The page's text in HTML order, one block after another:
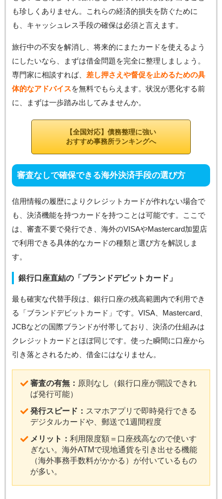
も珍しくありません。これらの経済的損失を防ぐために
も、キャッシュレス手段の確保は必須と言えます。
旅行中の不安を解消し、将来的にまたカードを使えるよう
にしたいなら、まずは借金問題を完全に整理しましょう。
専門家に相談すれば、 差し押さえや督促を止めるための具
体的なアドバイスを無料でもらえます。状況が悪化する前
に、まずは一歩踏み出してみませんか。
【全国対応】債務整理に強い
おすすめ事務所ランキングへ
審査なしで確保できる海外決済手段の選び方
信用情報の履歴によりクレジットカードが作れない場合で
も、決済機能を持つカードを持つことは可能です。ここで
は、審査不要で発行でき、海外のVISAやMastercard加盟店
で利用できる具体的なカードの種類と選び方を解説しま
す。
銀行口座直結の「ブランドデビットカード」
最も確実な代替手段は、銀行口座の残高範囲内で利用でき
る「ブランドデビットカード」です。VISA、Mastercard、
JCBなどの国際ブランドが付帯しており、決済の仕組みは
クレジットカードとほぼ同じです。使った瞬間に口座から
引き落とされるため、借金にはなりません。
審査の有無： 原則なし（銀行口座が開設できれ
ば発行可能）
発行スピード： スマホアプリで即時発行できる
デジタルカードや、郵送で1週間程度
メリット： 利用限度額＝口座残高なので使いす
ぎない。海外ATMで現地通貨を引き出せる機能
（海外事務手数料がかかる）が付いているもの
が多い。